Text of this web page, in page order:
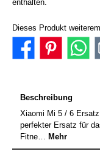
enthalten.
Dieses Produkt
Beschreibung
Xiaomi Mi 5 / 6
perfekter Ersatz für
Fitne… Mehr